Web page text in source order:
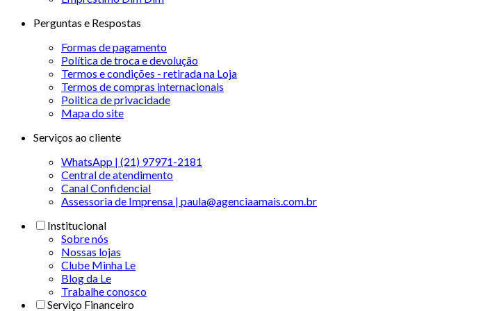
Perguntas e Respostas
Formas de pagamento
Política de troca e devolução
Termos e condições - retirada na Loja
Termos de compras internacionais
Politica de privacidade
Mapa do site
Serviços ao cliente
WhatsApp | (21) 97971-2181
Central de atendimento
Canal Confidencial
Assessoria de Imprensa | paula@agenciaamais.com.br
Institucional
Sobre nós
Nossas lojas
Clube Minha Le
Blog da Le
Trabalhe conosco
Serviço Financeiro